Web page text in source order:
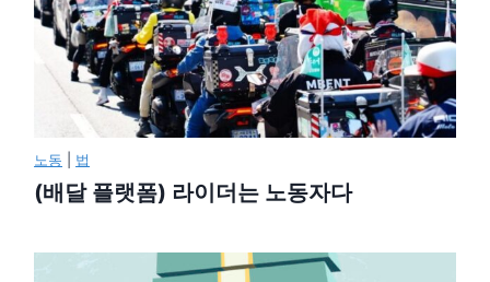
노동 법
(배달 플랫폼) 라이더는 노동자다